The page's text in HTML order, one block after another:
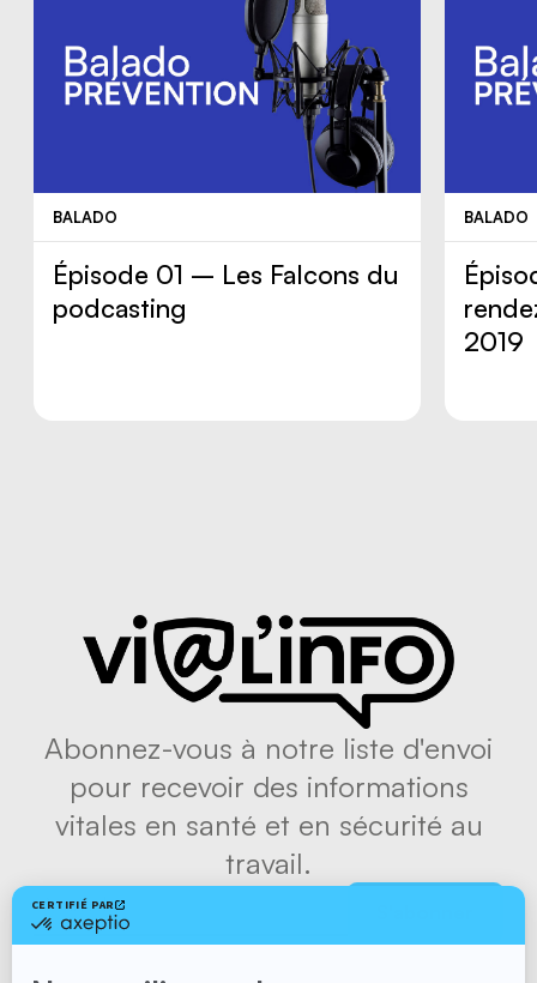
BALADO
Épisode 01 – Les Falcons du
podcasting
BALADO
2019
Abonnez-vous à notre liste d'envoi
pour recevoir des informations
vitales en santé et en sécurité au
travail.